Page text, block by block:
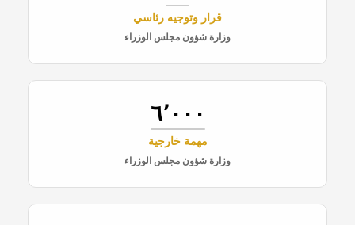
قرار وتوجيه رئاسي
وزارة شؤون مجلس الوزراء
٦٬٠٠٠
مهمة خارجية
وزارة شؤون مجلس الوزراء